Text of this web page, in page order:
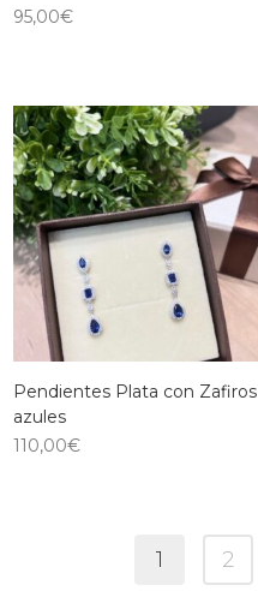
95,00€
Pendientes Plata con Zafiros
azules
110,00€
1 2